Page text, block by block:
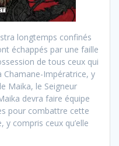
longtemps confinés
échappés par une faille
de tous ceux qui
Impératrice, y
Maika, le Seigneur
devra faire équipe
pour combattre cette
compris ceux qu’elle